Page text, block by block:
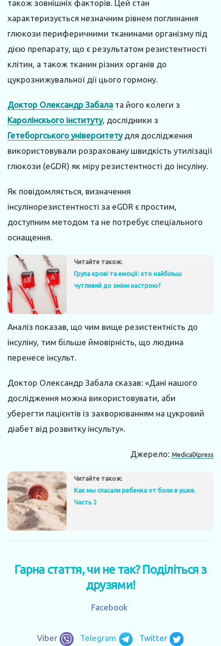
також зовнішніх факторів. Цей стан
характеризується незначним рівнем поглинання
глюкози периферичними тканинами організму під
дією препарату, що є результатом резистентності
клітин, а також тканин різних органів до
цукрознижувальної дії цього гормону.
Доктор Олександр Забала та його колеги з
Каролінскього інституту, дослідники з
Гетеборгського університетудля дослідження
використовували розраховану швидкість утилізації
глюкози (eGDR) як міру резистентності до інсуліну.
Як повідомляється, визначення
інсулінорезистентності за eGDR є простим,
доступним методом та не потребує спеціального
оснащення.
Читайте також:
Група крові та емоції: хто найбільш
чутливий до зміни настрою?
Аналіз показав, що чим вище резистентність до
інсуліну, тим більше ймовірність, що людина
перенесе інсульт.
Доктор Олександр Забала сказав: «Дані нашого
дослідження можна використовувати, аби
уберегти пацієнтів із захворюванням на цукровий
діабет від розвитку інсульту».
Джерело: MedicalXpress
Читайте також:
Как мы спасали ребенка от боли в ушке.
Часть 2
Гарна стаття, чи не так? Поділіться з
друзями!
Facebook
Viber Telegram Twitter